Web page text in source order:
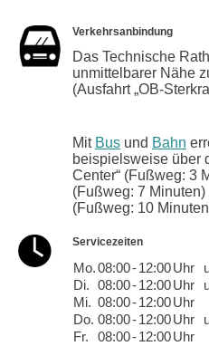
Verkehrsanbindung
Das Technische
unmittelbarer Nähe
(Ausfahrt „OB-
Mit Bus und Bahn
beispielsweise über
Center“ (Fußweg: 3
(Fußweg: 7 Minuten)
(Fußweg: 10
Servicezeiten
Mo.08:00-12:00Uhr
Di. 08:00-12:00Uhr
Mi. 08:00-12:00Uhr
Do. 08:00-12:00Uhr
Fr.
08:00-12:00Uhr